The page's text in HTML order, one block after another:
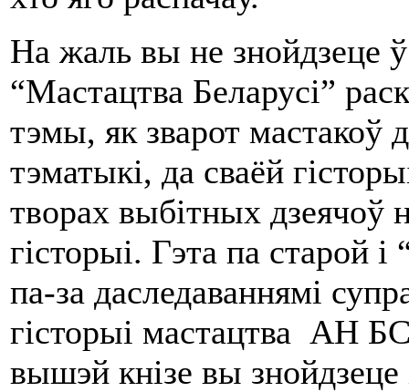
На жаль вы не знойдзеце
“Мастацтва Беларусі”
тэмы, як зварот мастакоў
тэматыкі, да сваёй
творах выбітных дзеячоў
гісторыі. Гэта па старой
па-за даследаваннямі
гісторыі мастацтва
вышэй кнізе вы знойдзеце